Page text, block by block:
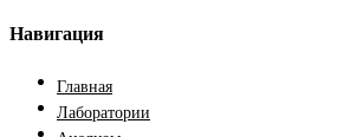
Навигация
Главная
Лаборатории